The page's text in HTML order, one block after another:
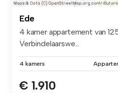
Ede
4 kamer appartement van
Verbindelaarswe...
4 kamers
€ 1.910